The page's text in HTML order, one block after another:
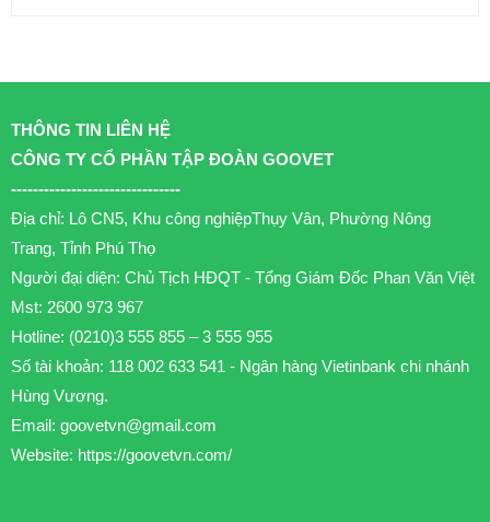
THÔNG TIN LIÊN HỆ
CÔNG TY CỔ PHẦN TẬP ĐOÀN GOOVET
-------------------------------
Địa chỉ: Lô CN5, Khu công nghiệpThụy Vân, Phường Nông
Trang, Tỉnh Phú Thọ
Người đại diện: Chủ Tịch HĐQT - Tổng Giám Đốc Phan Văn Việt
Mst: 2600 973 967
Hotline: (0210)3 555 855 – 3 555 955
Số tài khoản: 118 002 633 541 - Ngân hàng Vietinbank chi nhánh
Hùng Vương.
Email: goovetvn@gmail.com
Website: https://goovetvn.com/